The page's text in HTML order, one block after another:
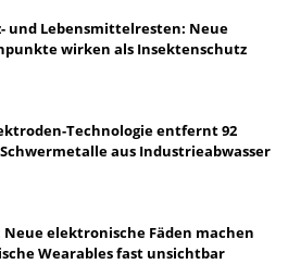
und Lebensmittelresten: Neue
wirken als Insektenschutz
Technologie entfernt 92
aus Industrieabwasser
Neue elektronische Fäden machen
Wearables fast unsichtbar